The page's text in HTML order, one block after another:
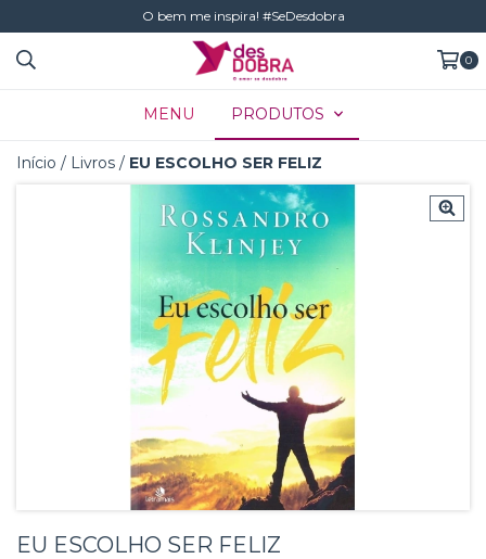
O bem me inspira! #SeDesdobra
0
MENU PRODUTOS
Início / Livros / EU ESCOLHO SER FELIZ
EU ESCOLHO SER FELIZ